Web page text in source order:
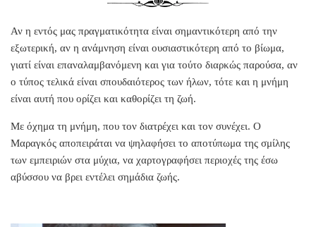
Αν η εντός μας πραγματικότητα είναι σημαντικότερη από την
εξωτερική, αν η ανάμνηση είναι ουσιαστικότερη από το βίωμα,
γιατί είναι επαναλαμβανόμενη και για τούτο διαρκώς παρούσα, αν
ο τύπος τελικά είναι σπουδαιότερος των ήλων, τότε και η μνήμη
είναι αυτή που ορίζει και καθορίζει τη ζωή.
Με όχημα τη μνήμη, που τον διατρέχει και τον συνέχει. Ο
Μαραγκός αποπειράται να ψηλαφήσει το αποτύπωμα της σμίλης
των εμπειριών στα μύχια, να χαρτογραφήσει περιοχές της έσω
αβύσσου να βρει εντέλει σημάδια ζωής.